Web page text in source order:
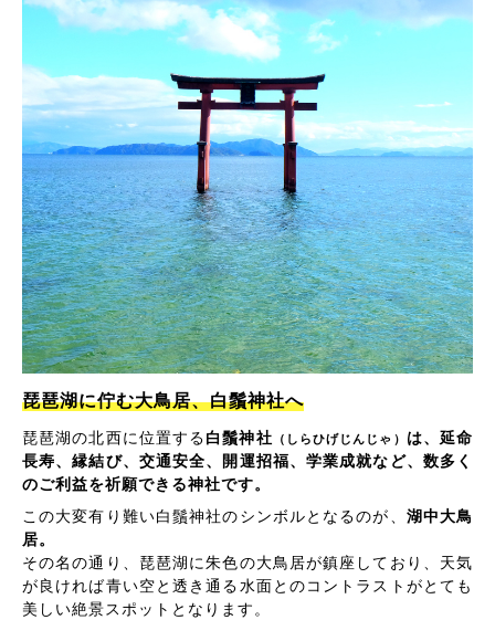
琵琶湖に佇む大鳥居、白鬚神社へ
琵琶湖の北西に位置する白鬚神社 （しらひげじんじゃ）
は、延命
長寿、縁結び、交通安全、開運招福、学業成就など、数多く
のご利益を祈願できる神社です。
この大変有り難い白鬚神社のシンボルとなるのが、 湖中大鳥
居。
その名の通り、琵琶湖に朱色の大鳥居が鎮座しており、天気
が良ければ青い空と透き通る水面とのコントラストがとても
美しい絶景スポットとなります。